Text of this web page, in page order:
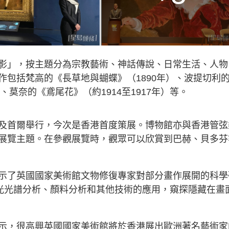
」，按主題分為宗教藝術、神話傳說、日常生活、人
包括梵高的《長草地與蝴蝶》（1890年）、波提切利
莫奈的《鳶尾花》（約1914至1917年）等。
首爾舉行，今次是香港首度策展。博物館亦與香港管
覽主題。在參觀展覽時，觀眾可以欣賞到巴赫、貝多
了英國國家美術館文物修復專家對部分畫作展開的科
譜分析、顏料分析和其他技術的應用，窺探隱藏在畫
，很高興英國國家美術館將於香港展出歐洲著名藝術